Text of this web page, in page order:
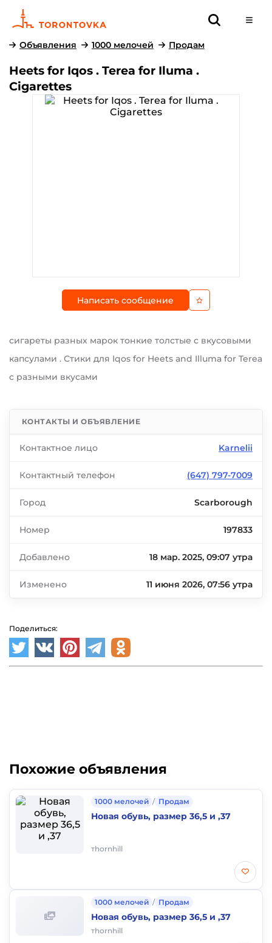
Объявления 1000 мелочей Продам
Heets for Iqos . Terea for Iluma .
Cigarettes
Написать сообщение
сигареты разных марок тонкие толстые c вкусовыми
капсулами . Стики для Iqos for Heets and Illuma for Terea
c разными вкусами
КОНТАКТЫ И ОБЪЯВЛЕНИЕ
Контактное лицо Karnelii
Контактный телефон (647) 797-7009
Город Scarborough
Номер 197833
Добавлено 18 мар. 2025, 09:07 утра
Изменено 11 июня 2026, 07:56 утра
Поделиться:
Похожие объявления
1000 мелочей / Продам
Новая обувь, размер 36,5 и ,37
тhornhill
1000 мелочей / Продам
Новая обувь, размер 36,5 и ,37
тhornhill